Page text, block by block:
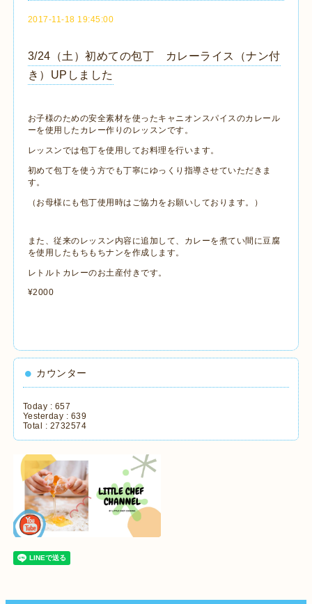
2017-11-18 19:45:00
3/24（土）初めての包丁 カレーライス（ナン付
き）UPしました
お子様のための安全素材を使ったキャニオンスパイスのカレール
ーを使用したカレー作りのレッスンです。
レッスンでは包丁を使用してお料理を行います。
初めて包丁を使う方でも丁寧にゆっくり指導させていただきま
す。
（お母様にも包丁使用時はご協力をお願いしております。）
また、従来のレッスン内容に追加して、カレーを煮てい間に豆腐
を使用したもちもちナンを作成します。
レトルトカレーのお土産付きです。
¥2000
カウンター
Today : 657
Yesterday : 639
Total : 2732574